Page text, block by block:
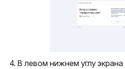
4. В левом нижнем углу